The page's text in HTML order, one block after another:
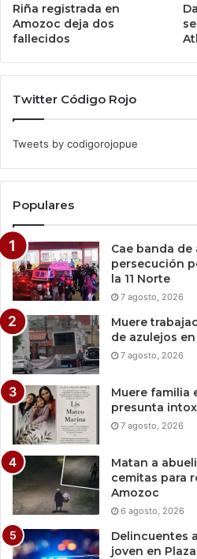
Riña registrada en
Amozoc deja dos
fallecidos
Twitter Código Rojo
Tweets by codigorojopue
Populares
Cae banda
persecución
la 11 Norte
7 agosto, 2026
Muere
de azulejos
7 agosto, 2026
Muere familia
presunta
7 agosto, 2026
Matan a
cemitas para
Amozoc
6 agosto, 2026
Delincuentes
joven en